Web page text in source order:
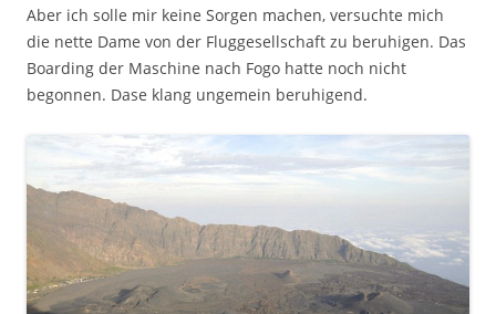
Aber ich solle mir keine Sorgen machen, versuchte mich
die nette Dame von der Fluggesellschaft zu beruhigen. Das
Boarding der Maschine nach Fogo hatte noch nicht
begonnen. Dase klang ungemein beruhigend.